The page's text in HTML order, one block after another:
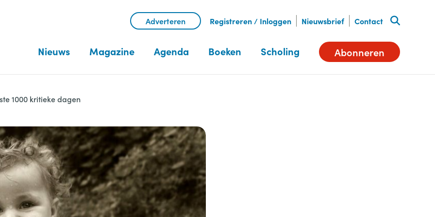
Adverteren Registreren / Inloggen Nieuwsbrief Contact
Nieuws Magazine Agenda Boeken Scholing Abonneren
1000 kritieke dagen